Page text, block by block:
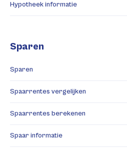
Hypotheek informatie
Sparen
Sparen
Spaarrentes vergelijken
Spaarrentes berekenen
Spaar informatie